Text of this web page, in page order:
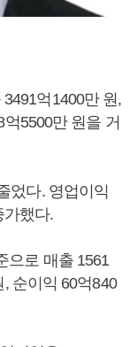
억1400만 원,
5500만 원을 거
었다. 영업이익
가했다.
으로 매출 1561
순이익 60억840